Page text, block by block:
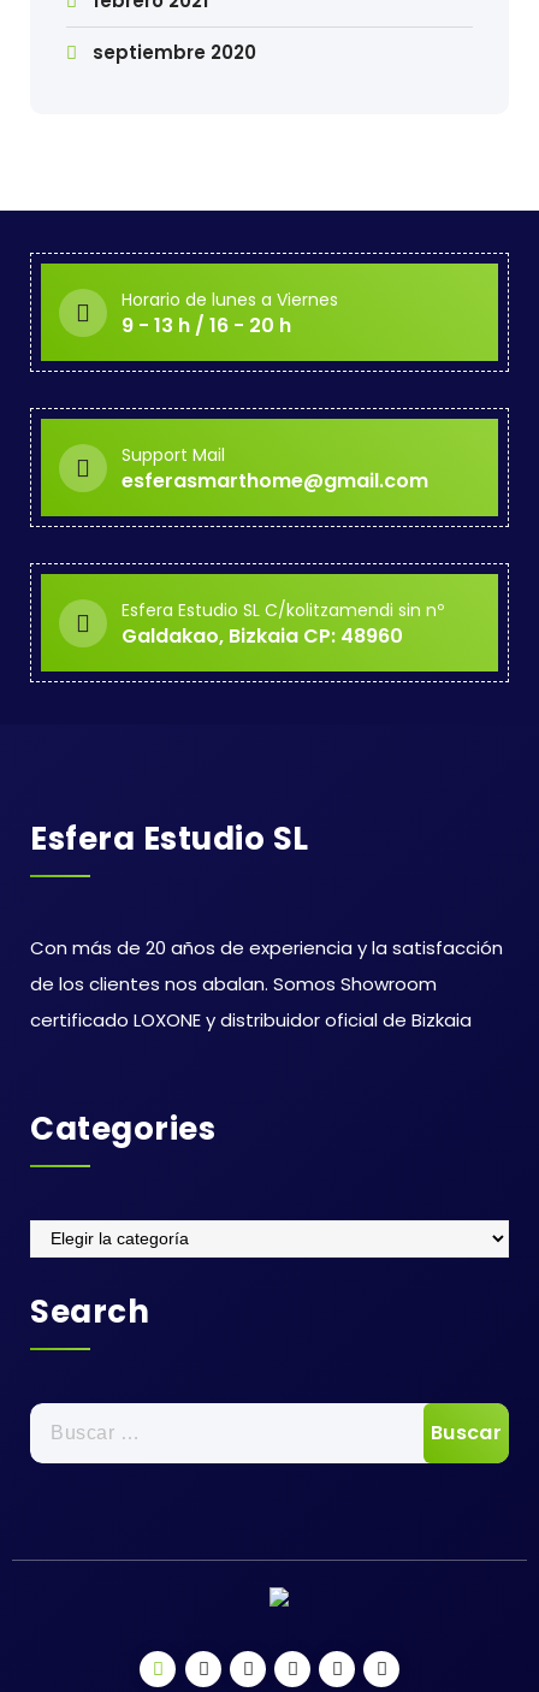
septiembre 2020
Horario de lunes a Viernes
9 - 13 h / 16 - 20 h
Support Mail
esferasmarthome@gmail.com
Esfera Estudio SL C/kolitzamendi sin nº
Galdakao, Bizkaia CP: 48960
Esfera Estudio SL
Con más de 20 años de experiencia y la satisfacción
de los clientes nos abalan. Somos Showroom
certificado LOXONE y distribuidor oficial de Bizkaia
Categories
Categories
Search
Buscar: